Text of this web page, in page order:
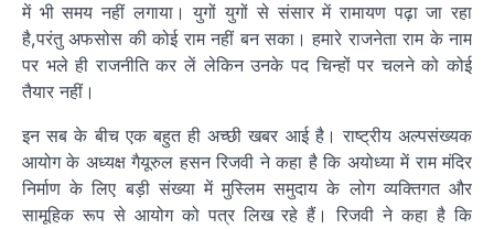
में भी समय नहीं लगाया। युगों युगों से संसार में रामायण पढ़ा जा रहा
है,परंतु अफसोस की कोई राम नहीं बन सका। हमारे राजनेता राम के नाम
पर भले ही राजनीति कर लें लेकिन उनके पद चिन्हों पर चलने को कोई
तैयार नहीं।
इन सब के बीच एक बहुत ही अच्छी खबर आई है। राष्ट्रीय अल्पसंख्यक
आयोग के अध्यक्ष गैयूरुल हसन रिजवी ने कहा है कि अयोध्या में राम मंदिर
निर्माण के लिए बड़ी संख्या में मुस्लिम समुदाय के लोग व्यक्तिगत और
सामूहिक रूप से आयोग को पत्र लिख रहे हैं। रिजवी ने कहा है कि